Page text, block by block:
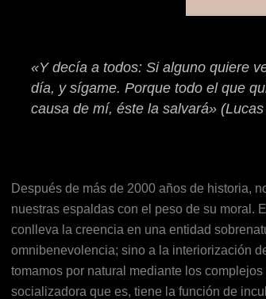
«Y decía a todos: Si alguno quiere
día, y sígame. Porque todo el que
causa de mí, éste la salvará»
Después de más de 2000 años de historia,
nuestras espaldas con el peso de su moral.
conlleva la creencia en una entidad
omnibenevolencia; sino a la interiorización
tomamos por natural mediante los
socializadora que es, tiene la función de